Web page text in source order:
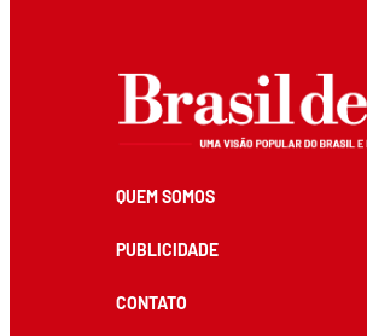
QUEM SOMOS
PUBLICIDADE
CONTATO